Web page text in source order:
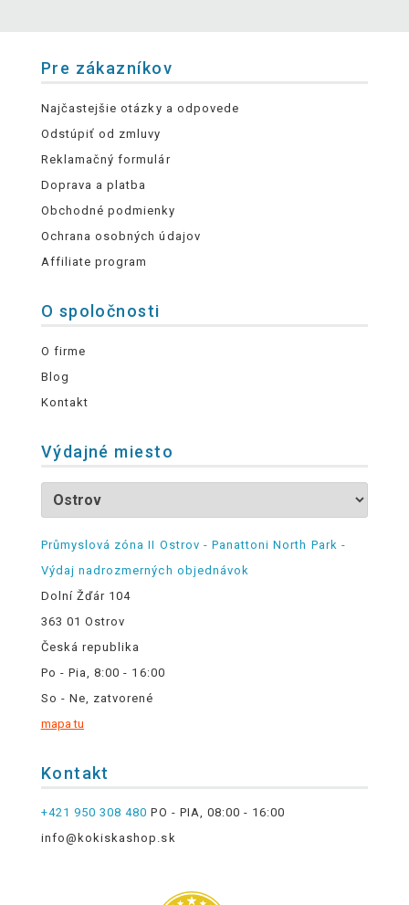
Pre zákazníkov
Najčastejšie otázky a odpovede
Odstúpiť od zmluvy
Reklamačný formulár
Doprava a platba
Obchodné podmienky
Ochrana osobných údajov
Affiliate program
O spoločnosti
O firme
Blog
Kontakt
Výdajné miesto
Průmyslová zóna II Ostrov - Panattoni North Park -
Výdaj nadrozmerných objednávok
Dolní Žďár 104
363 01 Ostrov
Česká republika
Po - Pia, 8:00 - 16:00
So - Ne, zatvorené
mapa tu
Kontakt
+421 950 308 480 PO - PIA, 08:00 - 16:00
info@kokiskashop.sk